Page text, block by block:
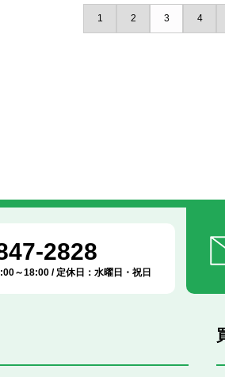
1 2 3 4
2828
～18:00 / 定休日：水曜日・祝日